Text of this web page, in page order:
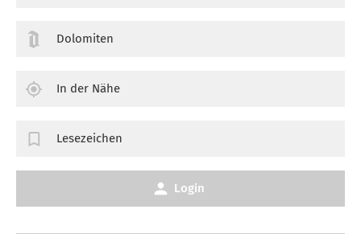
Dolomiten
In der Nähe
Lesezeichen
Login